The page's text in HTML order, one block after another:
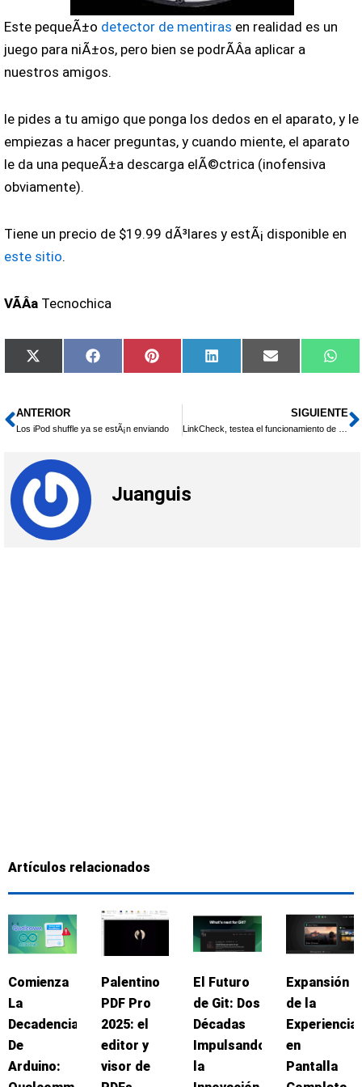
Este pequeÃ±o detector de mentiras en realidad es un
juego para niÃ±os, pero bien se podrÃ­Â­a aplicar a
nuestros amigos.
le pides a tu amigo que ponga los dedos en el aparato, y le
empiezas a hacer preguntas, y cuando miente, el aparato
le da una pequeÃ±a descarga elÃ©ctrica (inofensiva
obviamente).
Tiene un precio de $19.99 dÃ³lares y estÃ¡ disponible en
este sitio.
VÃ­Â­aTecnochica
Compartir
en
X
(Twitter)
Compartir
en
FacebookCompartir
en
Pinterest Compartir
en
LinkedIn
Compartir
en
Email
en
Ant
ANTERIOR
Los iPod shuffle ya se estÃ¡n enviando
SIGUIENTE
LinkCheck, testea el funcionamiento de tu red
Juanguis
Artículos relacionados
Comienza
La
Decadencia
De
Arduino:
Palentino
PDF Pro
2025: el
editor y
visor de
El Futuro
de Git: Dos
Décadas
Impulsando
la
Expansión
de la
Experiencia
en
Pantalla